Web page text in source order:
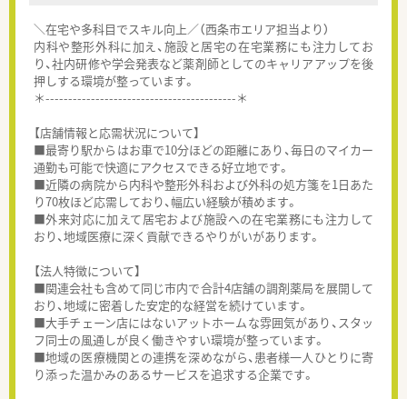
＼在宅や多科目でスキル向上／（西条市エリア担当より）
内科や整形外科に加え、施設と居宅の在宅業務にも注力してお
り、社内研修や学会発表など薬剤師としてのキャリアアップを後
押しする環境が整っています。
＊------------------------------------------＊
【店舗情報と応需状況について】
■最寄り駅からはお車で10分ほどの距離にあり、毎日のマイカー
通勤も可能で快適にアクセスできる好立地です。
■近隣の病院から内科や整形外科および外科の処方箋を1日あた
り70枚ほど応需しており、幅広い経験が積めます。
■外来対応に加えて居宅および施設への在宅業務にも注力して
おり、地域医療に深く貢献できるやりがいがあります。
【法人特徴について】
■関連会社も含めて同じ市内で合計4店舗の調剤薬局を展開して
おり、地域に密着した安定的な経営を続けています。
■大手チェーン店にはないアットホームな雰囲気があり、スタッ
フ同士の風通しが良く働きやすい環境が整っています。
■地域の医療機関との連携を深めながら、患者様一人ひとりに寄
り添った温かみのあるサービスを追求する企業です。